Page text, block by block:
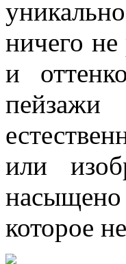
ничего не
и
пейзажи
или
которое